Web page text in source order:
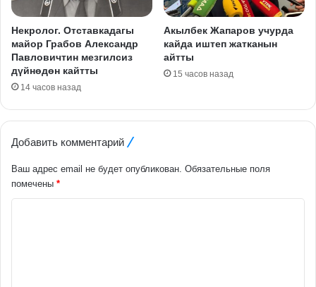
Некролог. Отставкадагы
майор Грабов Александр
Павловичтин мезгилсиз
дүйнөдөн кайтты
14 часов назад
Акылбек Жапаров учурда
кайда иштеп жатканын
айтты
15 часов назад
Добавить комментарий
Ваш адрес email не будет опубликован. Обязательные поля
помечены *